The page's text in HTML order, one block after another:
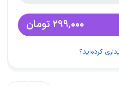
۲۹۹,۰۰۰ تومان
کرده‌اید؟